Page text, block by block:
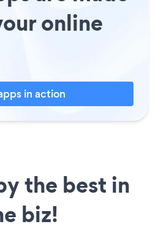
online
in action
the best in
biz!